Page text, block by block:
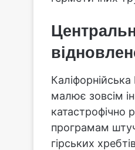
малює зовсім
катастрофічно
програмам
гірських